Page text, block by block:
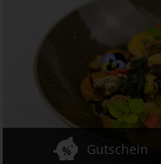
Gutschein